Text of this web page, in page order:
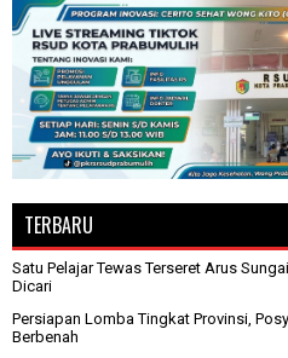
TERBARU
Satu Pelajar Tewas Terseret Arus
Dicari
Persiapan Lomba Tingkat Provinsi,
Berbenah